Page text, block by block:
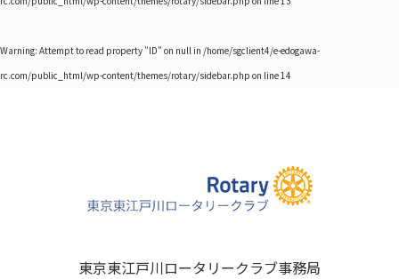
Warning: Attempt to read property "ID" on null in /home/sgclient4/e-edogawa-
rc.com/public_html/wp-content/themes/rotary/sidebar.php on line14
東京東江戸川ロータリークラブ事務局